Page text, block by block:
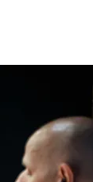
en jetons
à niveau
et Chotec
cette